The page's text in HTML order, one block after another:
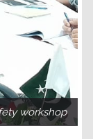
workshop